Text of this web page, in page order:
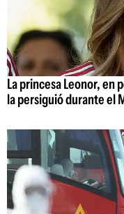
La princesa Leonor, en
la persiguió durante el